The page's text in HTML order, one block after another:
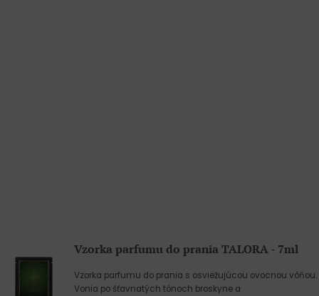
Vzorka parfumu do prania TALORA - 7ml
Vzorka parfumu do prania s osviežujúcou ovocnou vôňou.
Vonia po šťavnatých tónoch broskyne a